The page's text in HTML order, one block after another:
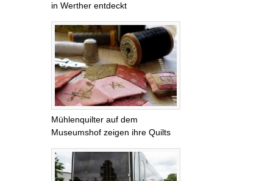
in Werther entdeckt
Mühlenquilter auf dem
Museumshof zeigen ihre Quilts